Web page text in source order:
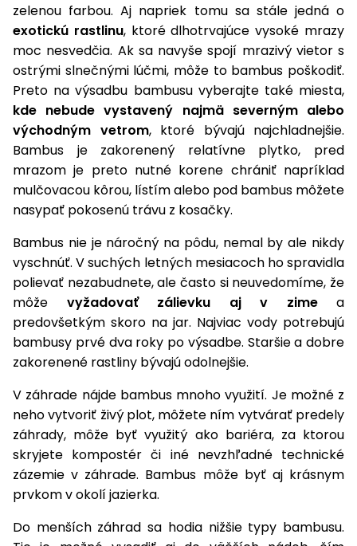
Náhradné
Vidly
Štiepačky
dreva
Drviče
vetiev
Špalíkovače
Fukáre a
vysávače
na lístie
vozíky
Fúriky
Rozmetadlá
a posypové
vozíky
Čerpadlá
a
vodárne
Vysokotlakové
umývačky
stroje
boxy
Ochrana
rastlín
Záhradné
koše
Krhly
obrubníky
Tieniace
textílie
Odpudzovače
a pasce
Príslušenstvo
stoly
Vibračné
dosky
Transportéry
Rezačky
na
betón
Meracie
Nabíjačky
autobatérií
Vykurovanie
Príslušenstvo
Bagre
Seniorské
vozíky
Prilby
Doplnky
zelenou farbou. Aj napriek tomu sa stále jedná o
exotickú rastlinu, ktoré dlhotrvajúce vysoké mrazy
moc nesvedčia. Ak sa navyše spojí mrazivý vietor s
ostrými slnečnými lúčmi, môže to bambus poškodiť.
Preto na výsadbu bambusu vyberajte také miesta,
kde nebude vystavený najmä severným alebo
východným vetrom, ktoré bývajú najchladnejšie.
Bambus je zakorenený relatívne plytko, pred
mrazom je preto nutné korene chrániť napríklad
mulčovacou kôrou, lístím alebo pod bambus môžete
nasypať pokosenú trávu z kosačky.
Bambus nie je náročný na pôdu, nemal by ale nikdy
vyschnúť. V suchých letných mesiacoch ho spravidla
polievať nezabudnete, ale často si neuvedomíme, že
môže vyžadovať zálievku aj v zimea
predovšetkým skoro na jar. Najviac vody potrebujú
bambusy prvé dva roky po výsadbe. Staršie a dobre
zakorenené rastliny bývajú odolnejšie.
V záhrade nájde bambus mnoho využití. Je možné z
neho vytvoriť živý plot, môžete ním vytvárať predely
záhrady, môže byť využitý ako bariéra, za ktorou
skryjete kompostér či iné nevzhľadné technické
zázemie v záhrade. Bambus môže byť aj krásnym
prvkom v okolí jazierka.
Do menších záhrad sa hodia nižšie typy bambusu.